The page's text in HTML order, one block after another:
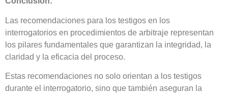
Las recomendaciones para los testigos en los
interrogatorios en procedimientos de arbitraje representan
los pilares fundamentales que garantizan la integridad, la
claridad y la eficacia del proceso.
Estas recomendaciones no solo orientan a los testigos
durante el interrogatorio, sino que también aseguran la